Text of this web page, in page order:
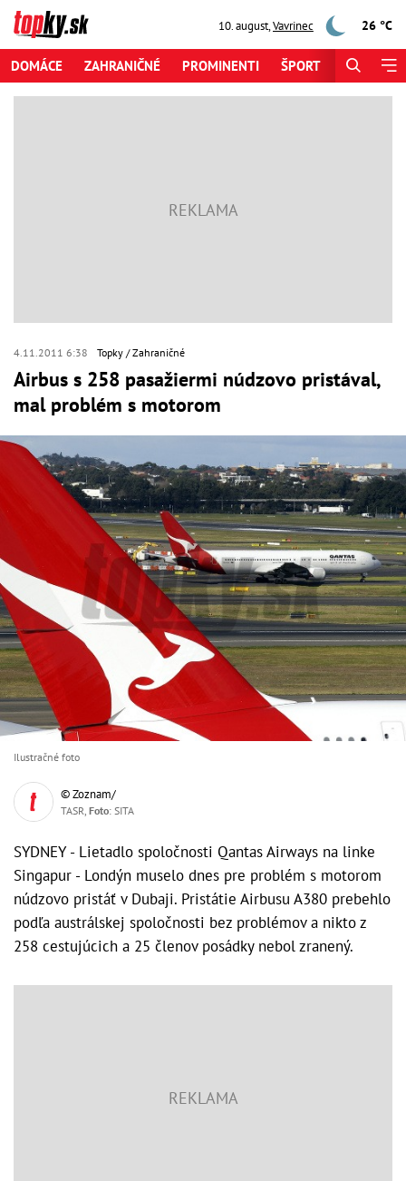
10. august,Vavrinec 26 °C
DOMÁCE ZAHRANIČNÉ PROMINENTI ŠPORT
4.11.2011 6:38 Topky Zahraničné
Airbus s 258 pasažiermi núdzovo pristával,
mal problém s motorom
Ilustračné foto
© Zoznam/
TASR, Foto: SITA
SYDNEY - Lietadlo spoločnosti Qantas Airways na linke
Singapur - Londýn muselo dnes pre problém s motorom
núdzovo pristáť v Dubaji. Pristátie Airbusu A380 prebehlo
podľa austrálskej spoločnosti bez problémov a nikto z
258 cestujúcich a 25 členov posádky nebol zranený.